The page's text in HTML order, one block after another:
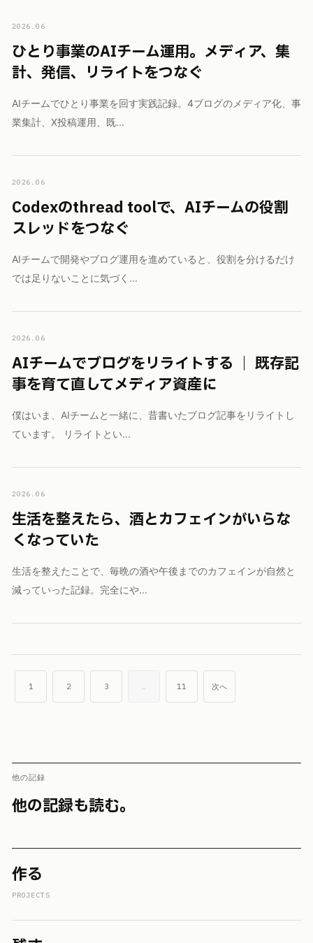
2026.06
ひとり事業のAIチーム運用。メディア、集
計、発信、リライトをつなぐ
AIチームでひとり事業を回す実践記録。4ブログのメディア化、事
業集計、X投稿運用、既...
2026.06
Codexのthread toolで、AIチームの役割
スレッドをつなぐ
AIチームで開発やブログ運用を進めていると、役割を分けるだけ
では足りないことに気づく...
2026.06
AIチームでブログをリライトする ｜ 既存記
事を育て直してメディア資産に
僕はいま、AIチームと一緒に、昔書いたブログ記事をリライトし
ています。 リライトとい...
2026.06
生活を整えたら、酒とカフェインがいらな
くなっていた
生活を整えたことで、毎晩の酒や午後までのカフェインが自然と
減っていった記録。完全にや...
1 2 3 11 次へ
他の記録
他の記録も読む。
作る
PROJECTS